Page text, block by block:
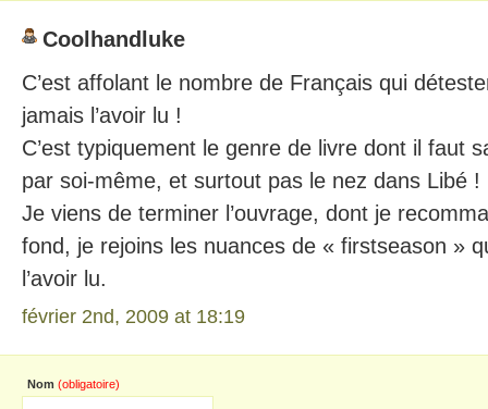
Coolhandluke
C’est affolant le nombre de Français qui
jamais l’avoir lu !
C’est typiquement le genre de livre dont il faut
par soi-même, et surtout pas le nez dans Libé !
Je viens de terminer l’ouvrage, dont je
fond, je rejoins les nuances de « firstseason »
l’avoir lu.
février 2nd, 2009 at 18:19
Nom (obligatoire)